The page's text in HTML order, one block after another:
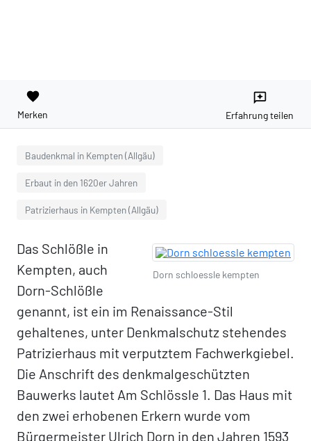
favorite
Merken
reviews
Erfahrung teilen
Baudenkmal in Kempten (Allgäu)
Erbaut in den 1620er Jahren
Patrizierhaus in Kempten (Allgäu)
Dorn schloessle kempten
Das Schlößle in
Kempten, auch
Dorn-Schlößle
genannt, ist ein im Renaissance-Stil
gehaltenes, unter Denkmalschutz stehendes
Patrizierhaus mit verputztem Fachwerkgiebel.
Die Anschrift des denkmalgeschützten
Bauwerks lautet Am Schlössle 1. Das Haus mit
den zwei erhobenen Erkern wurde vom
Bürgermeister Ulrich Dorn in den Jahren 1593